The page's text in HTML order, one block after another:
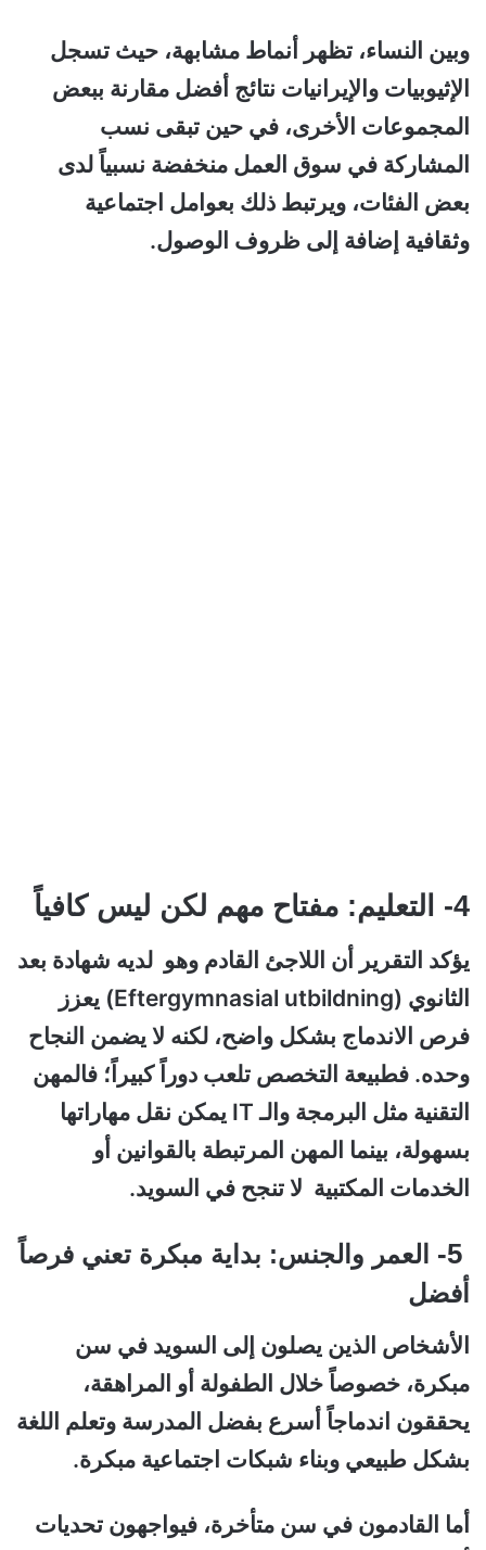
وبين النساء، تظهر أنماط مشابهة، حيث تسجل
الإثيوبيات والإيرانيات نتائج أفضل مقارنة ببعض
المجموعات الأخرى، في حين تبقى نسب
المشاركة في سوق العمل منخفضة نسبياً لدى
بعض الفئات، ويرتبط ذلك بعوامل اجتماعية
وثقافية إضافة إلى ظروف الوصول.
4- التعليم: مفتاح مهم لكن ليس كافياً
يؤكد التقرير أن اللاجئ القادم وهو لديه شهادة بعد
الثانوي (Eftergymnasial utbildning) يعزز
فرص الاندماج بشكل واضح، لكنه لا يضمن النجاح
وحده. فطبيعة التخصص تلعب دوراً كبيراً؛ فالمهن
التقنية مثل البرمجة والـ IT يمكن نقل مهاراتها
بسهولة، بينما المهن المرتبطة بالقوانين أو
الخدمات المكتبية لا تنجح في السويد.
العمر والجنس: بداية مبكرة تعني فرصاً
أفضل
الأشخاص الذين يصلون إلى السويد في سن
مبكرة، خصوصاً خلال الطفولة أو المراهقة،
يحققون اندماجاً أسرع بفضل المدرسة وتعلم اللغة
بشكل طبيعي وبناء شبكات اجتماعية مبكرة.
أما القادمون في سن متأخرة، فيواجهون تحديات